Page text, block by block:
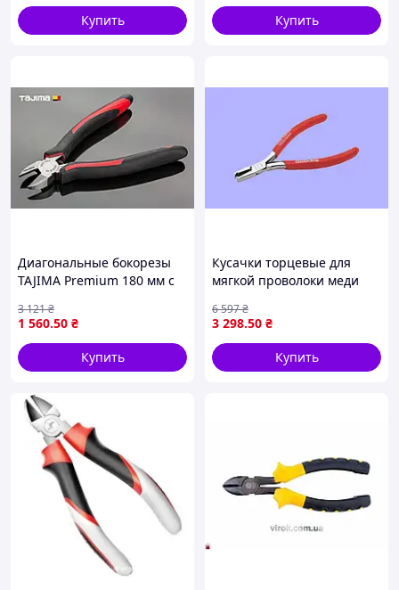
Купить
Купить
Диагональные бокорезы
TAJIMA Premium 180 мм с
стали для универсального
использования
1 560.50 ₴
3 121₴
Купить
Кусачки торцевые для
мягкой проволоки меди
прецизионными лезвиями
3 298.50 ₴
6 597₴
Купить